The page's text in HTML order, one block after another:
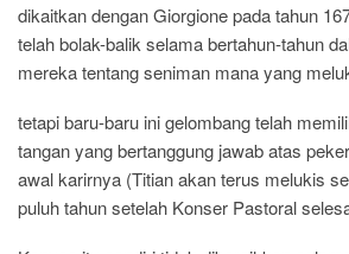
dikaitkan dengan Giorgione pada tahun
telah bolak-balik selama bertahun-tahun
mereka tentang seniman mana yang
tetapi baru-baru ini gelombang telah
tangan yang bertanggung jawab atas
awal karirnya (Titian akan terus melukis
puluh tahun setelah Konser Pastoral